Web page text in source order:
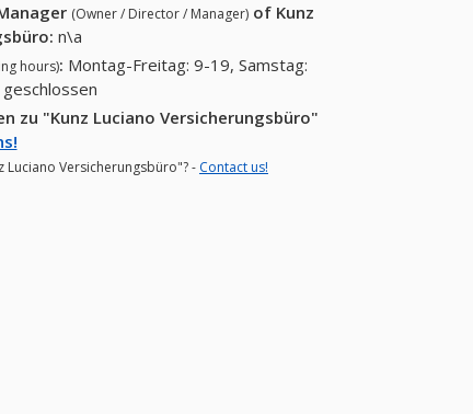
(Owner / Director / Manager) of Kunz
: n\a
hours): Montag-Freitag: 9-19, Samstag:
zu "Kunz Luciano Versicherungsbüro"
Versicherungsbüro"? - Contact us!